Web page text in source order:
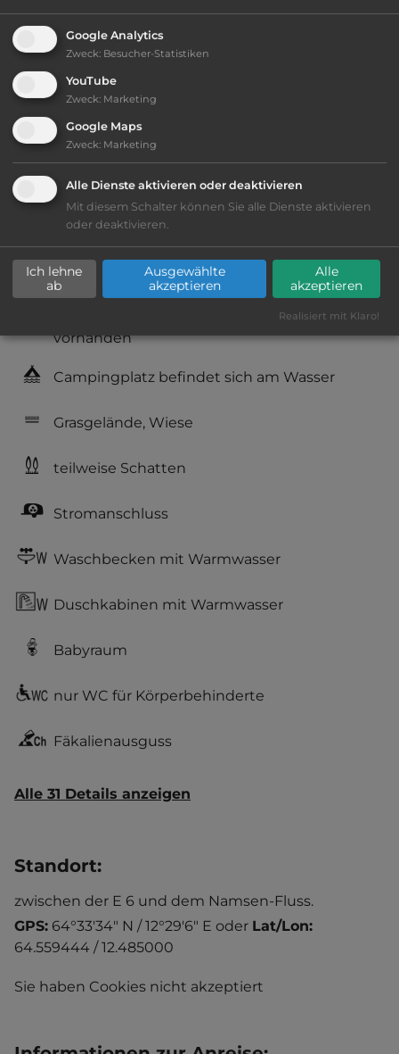
Ausstattung:
Klassifizierung: ausreichend
Lage: ansprechend
Platzeinrichtung: befriedigend
Geräuschkulisse: erträgliche
Hygiene: befriedigend
Service: mittelmäßig, das Wichtigste ist
vorhanden
Campingplatz befindet sich am Wasser
Grasgelände, Wiese
teilweise Schatten
Stromanschluss
Waschbecken mit Warmwasser
Duschkabinen mit Warmwasser
Babyraum
nur WC für Körperbehinderte
Fäkalienausguss
Alle 31 Details anzeigen
Standort:
zwischen der E 6 und dem Namsen-Fluss.
GPS: 64°33'34" N / 12°29'6" E oder Lat/Lon:
64.559444 / 12.485000
Sie haben Cookies nicht akzeptiert
Google Analytics
Zweck: Besucher-Statistiken
YouTube
Zweck: Marketing
Google Maps
Zweck: Marketing
Alle Dienste aktivieren oder deaktivieren
Mit diesem Schalter können Sie alle Dienste aktivieren
oder deaktivieren.
Ich lehne
ab
Ausgewählte
akzeptieren
Alle
akzeptieren
Realisiert mit Klaro!